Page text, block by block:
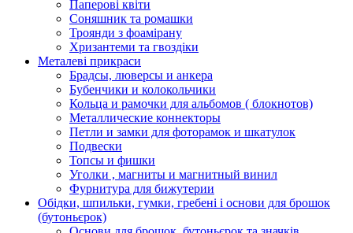
Паперові квіти
Соняшник та ромашки
Троянди з фоамірану
Хризантеми та гвоздіки
Металеві прикраси
Брадсы, люверсы и анкера
Бубенчики и колокольчики
Кольца и рамочки для альбомов ( блокнотов)
Металлические коннекторы
Петли и замки для фоторамок и шкатулок
Подвески
Топсы и фишки
Уголки , магниты и магнитный винил
Фурнитура для бижутерии
Обідки, шпильки, гумки, гребені і основи для брошок
(бутоньєрок)